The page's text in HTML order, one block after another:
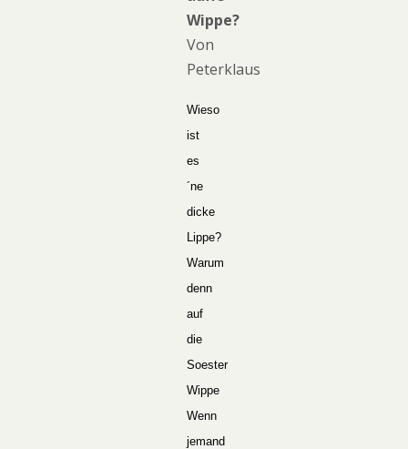
Wippe?
Von
Peterklaus
Wieso
ist
es
´ne
dicke
Lippe?
Warum
denn
auf
die
Soester
Wippe
Wenn
jemand